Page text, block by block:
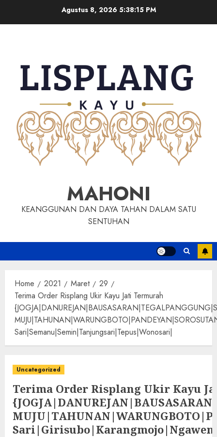
Agustus 8, 2026 5:38:16 PM
MAHONI
KEANGGUNAN DAN DAYA TAHAN DALAM SATU
SENTUHAN
Home 2021 Maret
29
Terima Order Risplang Ukir Kayu Jati Termurah
Sari|Semanu|Semin|Tanjungsari|Tepus|Wonosari|
Uncategorized
Terima Order Risplang Ukir Kayu